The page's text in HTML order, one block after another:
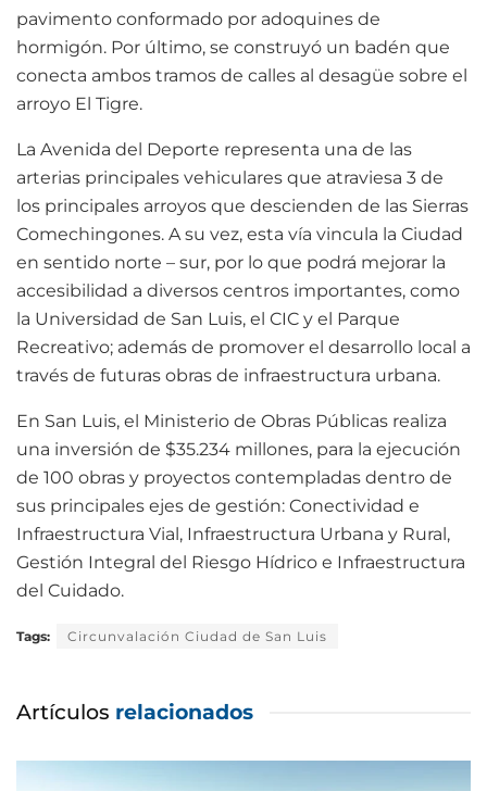
pavimento conformado por adoquines de
hormigón. Por último, se construyó un badén que
conecta ambos tramos de calles al desagüe sobre el
arroyo El Tigre.
La Avenida del Deporte representa una de las
arterias principales vehiculares que atraviesa 3 de
los principales arroyos que descienden de las Sierras
Comechingones. A su vez, esta vía vincula la Ciudad
en sentido norte – sur, por lo que podrá mejorar la
accesibilidad a diversos centros importantes, como
la Universidad de San Luis, el CIC y el Parque
Recreativo; además de promover el desarrollo local a
través de futuras obras de infraestructura urbana.
En San Luis, el Ministerio de Obras Públicas realiza
una inversión de $35.234 millones, para la ejecución
de 100 obras y proyectos contempladas dentro de
sus principales ejes de gestión: Conectividad e
Infraestructura Vial, Infraestructura Urbana y Rural,
Gestión Integral del Riesgo Hídrico e Infraestructura
del Cuidado.
Tags: Circunvalación Ciudad de San Luis
Artículos relacionados